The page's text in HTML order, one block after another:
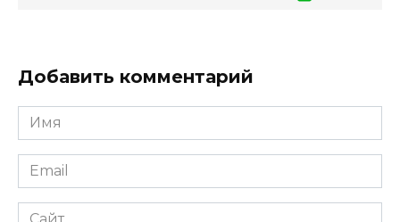
Добавить комментарий
Имя
*
Email
*
Сайт